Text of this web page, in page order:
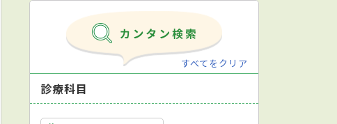
すべてをクリア
診療科目